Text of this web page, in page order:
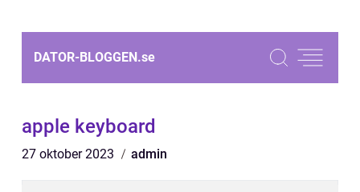
DATOR-BLOGGEN.se
apple keyboard
27 oktober 2023 admin